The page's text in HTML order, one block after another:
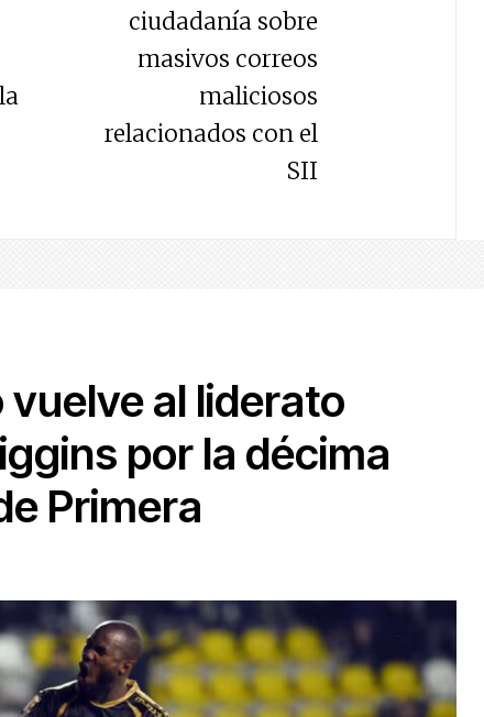
ciudadanía sobre
masivos correos
maliciosos
relacionados con el
SII
al liderato
por la décima
Primera